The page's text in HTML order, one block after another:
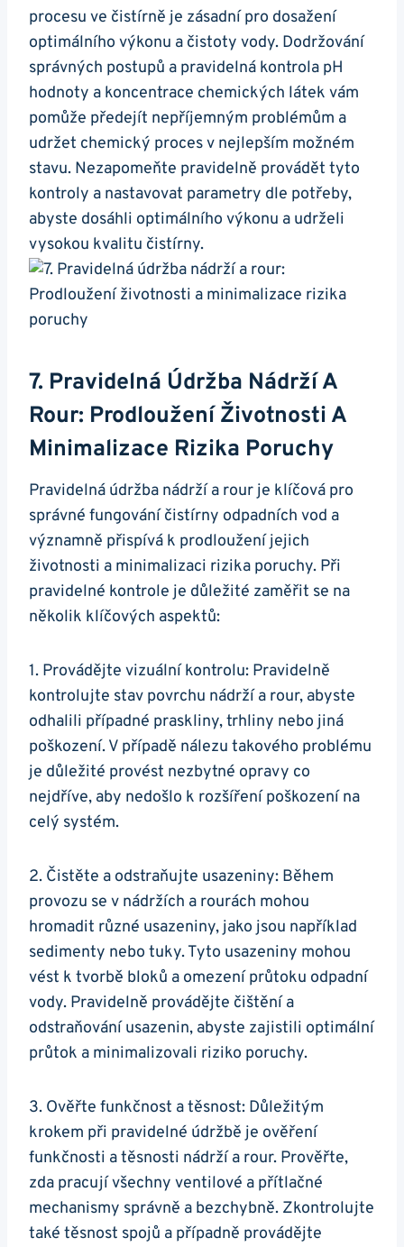
procesu ve čistírně je zásadní pro dosažení
optimálního výkonu a čistoty vody. Dodržování
správných postupů a pravidelná kontrola pH
hodnoty a koncentrace chemických látek vám
pomůže předejít nepříjemným problémům a
udržet chemický proces v nejlepším možném
stavu. Nezapomeňte pravidelně provádět tyto
kontroly a nastavovat parametry dle potřeby,
abyste dosáhli optimálního výkonu a udrželi
vysokou kvalitu čistírny.
7. Pravidelná Údržba Nádrží A
Rour: Prodloužení Životnosti A
Minimalizace Rizika Poruchy
Pravidelná údržba nádrží a rour je klíčová pro
správné fungování čistírny odpadních vod a
významně přispívá k prodloužení jejich
životnosti a minimalizaci rizika poruchy. Při
pravidelné kontrole je důležité zaměřit se na
několik klíčových aspektů:
1. Provádějte vizuální kontrolu: Pravidelně
kontrolujte stav povrchu nádrží a rour, abyste
odhalili případné praskliny, trhliny nebo jiná
poškození. V případě nálezu takového problému
je důležité provést nezbytné opravy co
nejdříve, aby nedošlo k rozšíření poškození na
celý systém.
2. Čistěte a odstraňujte usazeniny: Během
provozu se v nádržích a rourách mohou
hromadit různé usazeniny, jako jsou například
sedimenty nebo tuky. Tyto usazeniny mohou
vést k tvorbě bloků a omezení průtoku odpadní
vody. Pravidelně provádějte čištění a
odstraňování usazenin, abyste zajistili optimální
průtok a minimalizovali riziko poruchy.
3. Ověřte funkčnost a těsnost: Důležitým
krokem při pravidelné údržbě je ověření
funkčnosti a těsnosti nádrží a rour. Prověřte,
zda pracují všechny ventilové a přítlačné
mechanismy správně a bezchybně. Zkontrolujte
také těsnost spojů a případně provádějte